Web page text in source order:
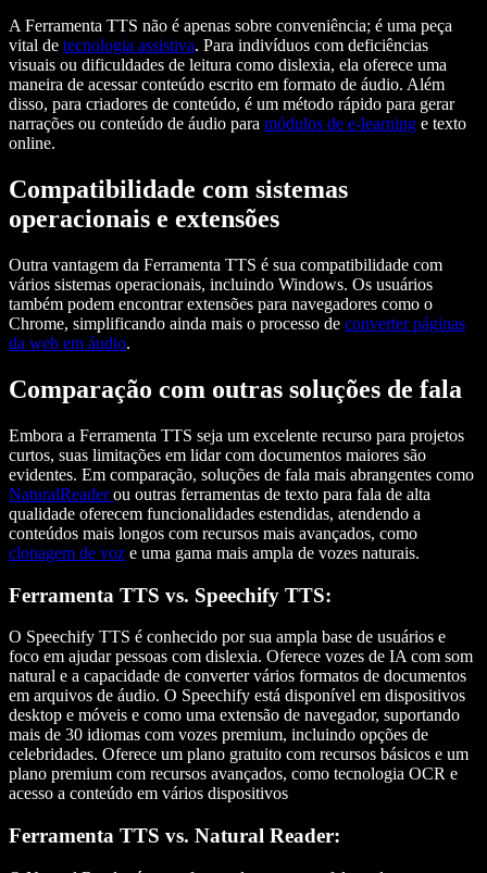
A Ferramenta TTS não é apenas sobre conveniência; é uma peça
vital de tecnologia assistiva. Para indivíduos com deficiências
visuais ou dificuldades de leitura como dislexia, ela oferece uma
maneira de acessar conteúdo escrito em formato de áudio. Além
disso, para criadores de conteúdo, é um método rápido para gerar
narrações ou conteúdo de áudio para módulos de e-learning e texto
online.
Compatibilidade com sistemas
operacionais e extensões
Outra vantagem da Ferramenta TTS é sua compatibilidade com
vários sistemas operacionais, incluindo Windows. Os usuários
também podem encontrar extensões para navegadores como o
Chrome, simplificando ainda mais o processo de converter páginas
da web em áudio.
Comparação com outras soluções de fala
Embora a Ferramenta TTS seja um excelente recurso para projetos
curtos, suas limitações em lidar com documentos maiores são
evidentes. Em comparação, soluções de fala mais abrangentes como
NaturalReaderou outras ferramentas de texto para fala de alta
qualidade oferecem funcionalidades estendidas, atendendo a
conteúdos mais longos com recursos mais avançados, como
clonagem de voz e uma gama mais ampla de vozes naturais.
Ferramenta TTS vs. Speechify TTS:
O Speechify TTS é conhecido por sua ampla base de usuários e
foco em ajudar pessoas com dislexia. Oferece vozes de IA com som
natural e a capacidade de converter vários formatos de documentos
em arquivos de áudio. O Speechify está disponível em dispositivos
desktop e móveis e como uma extensão de navegador, suportando
mais de 30 idiomas com vozes premium, incluindo opções de
celebridades. Oferece um plano gratuito com recursos básicos e um
plano premium com recursos avançados, como tecnologia OCR e
acesso a conteúdo em vários dispositivos
Ferramenta TTS vs. Natural Reader: